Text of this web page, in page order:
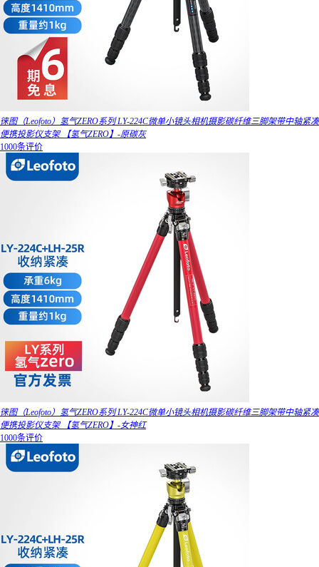
徕图（Leofoto）氢气ZERO系列 LY-224C微单小镜头相机摄影碳纤维三脚架带中轴紧凑
便携投影仪支架 【氢气ZERO】-原碳灰
1000条评价
徕图（Leofoto）氢气ZERO系列 LY-224C微单小镜头相机摄影碳纤维三脚架带中轴紧凑
便携投影仪支架 【氢气ZERO】-女神红
1000条评价